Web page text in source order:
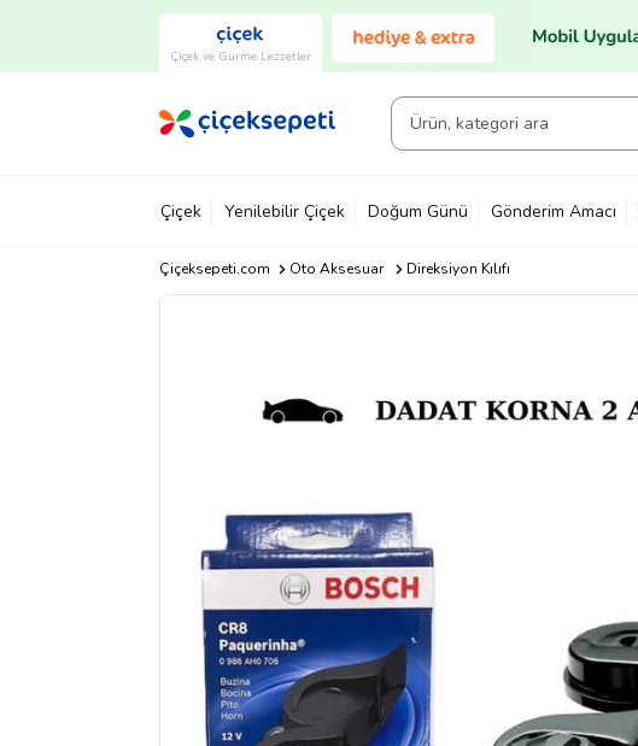
Çiçek ve Gurme Lezzetler
Çiçek Yenilebilir Çiçek Doğum Günü Gönderim Amacı
Çiçeksepeti.com Oto Aksesuar Direksiyon Kılıfı